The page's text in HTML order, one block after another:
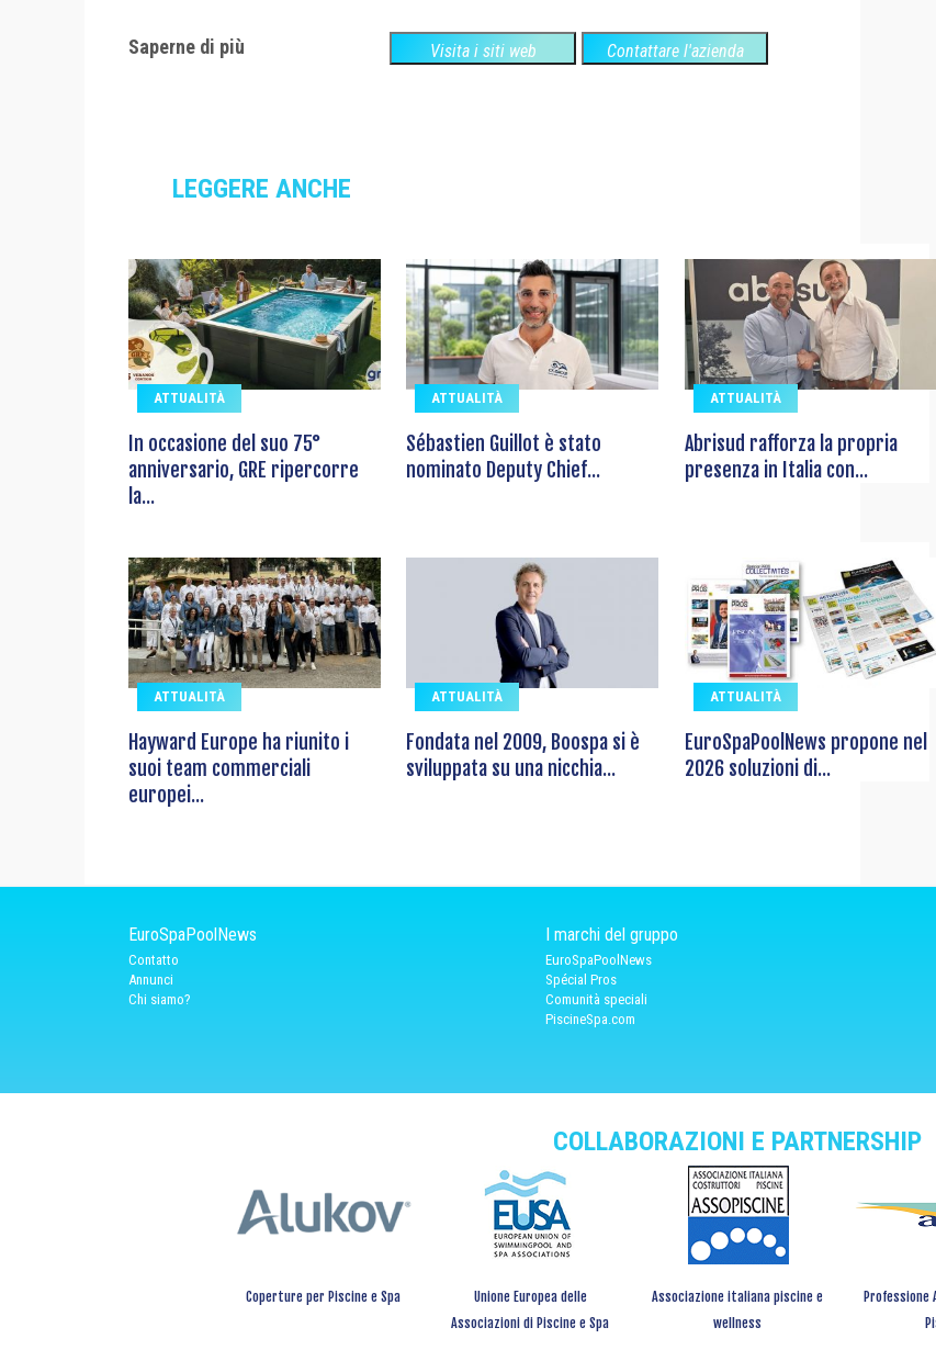
Saperne di più Visita i siti web Contattare l'azienda
LEGGERE ANCHE
ATTUALITÀ
In occasione del suo 75°
anniversario, GRE ripercorre
la...
ATTUALITÀ
Sébastien Guillot è stato
nominato Deputy Chief...
ATTUALITÀ
Abrisud rafforza la propria
presenza in Italia con...
ATTUALITÀ
Hayward Europe ha riunito i
suoi team commerciali
europei...
ATTUALITÀ
Fondata nel 2009, Boospa si è
sviluppata su una nicchia...
ATTUALITÀ
EuroSpaPoolNews propone nel
2026 soluzioni di...
EuroSpaPoolNews
Contatto
Annunci
Chi siamo?
I marchi del gruppo
EuroSpaPoolNews
Spécial Pros
Comunità speciali
PiscineSpa.com
COLLABORAZIONI E PARTNERSHIP
Coperture per Piscine e Spa
Unione Europea delle
Associazioni di Piscine e Spa
Associazione italiana piscine e
wellness
Professione